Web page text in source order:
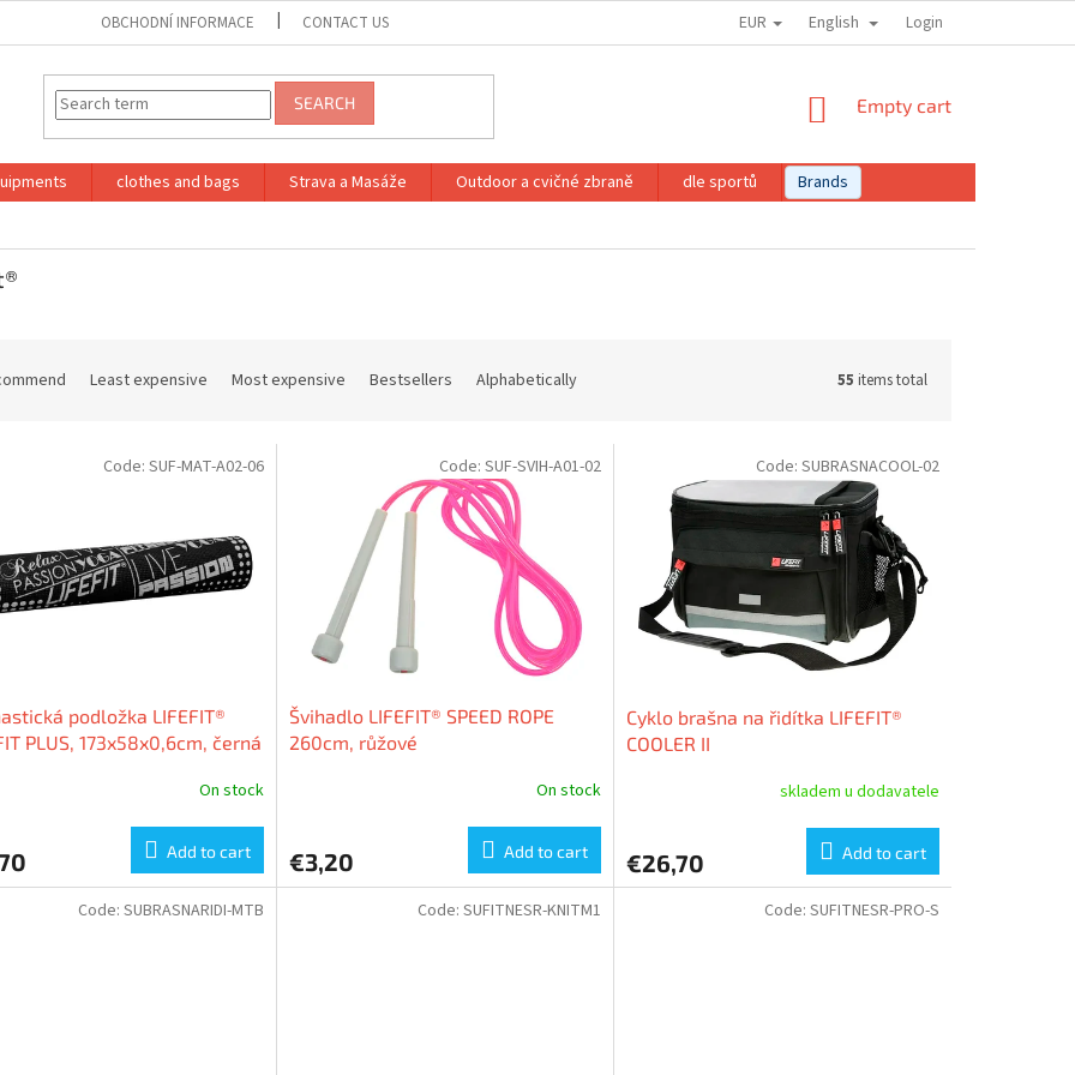
OBCHODNÍ INFORMACE CONTACT US EUR English Login
SEARCH
SHOPPING
Empty cart
clothes and bags Strava a Masáže Outdoor a cvičné zbraně dle sportů
Brands
Least expensive Most expensive Bestsellers Alphabetically 55 items total
podložka LIFEFIT®
PLUS, 173x58x0,6cm, černá
On stock
Add to cart
Code: SUF-MAT-A02-06
Švihadlo LIFEFIT® SPEED ROPE
260cm, růžové
On stock
€3,20 Add to cart
Code: SUF-SVIH-A01-02
Cyklo brašna na řidítka LIFEFIT®
COOLER II
skladem u dodavatele
€26,70 Add to cart
Code: SUBRASNACOOL-02
Code: SUBRASNARIDI-MTB Code: SUFITNESR-KNITM1 Code: SUFITNESR-PRO-S